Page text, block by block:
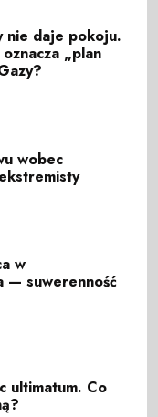
nie daje pokoju.
„plan
wobec
w
— suwerenność
ultimatum. Co